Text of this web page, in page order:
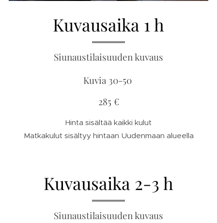
Kuvausaika 1 h
Siunaustilaisuuden kuvaus
Kuvia 30-50
285 €
Hinta sisältää kaikki kulut
Matkakulut sisältyy hintaan Uudenmaan alueella
Kuvausaika 2-3 h
Siunaustilaisuuden kuvaus